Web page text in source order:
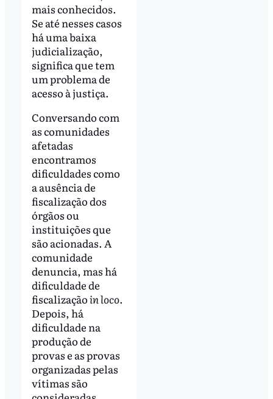
mais conhecidos.
Se até nesses casos
há uma baixa
judicialização,
significa que tem
um problema de
acesso à justiça.
Conversando com
as comunidades
afetadas
encontramos
dificuldades como
a ausência de
fiscalização dos
órgãos ou
instituições que
são acionadas. A
comunidade
denuncia, mas há
dificuldade de
fiscalizaçãoin loco.
Depois, há
dificuldade na
produção de
provas e as provas
organizadas pelas
vítimas são